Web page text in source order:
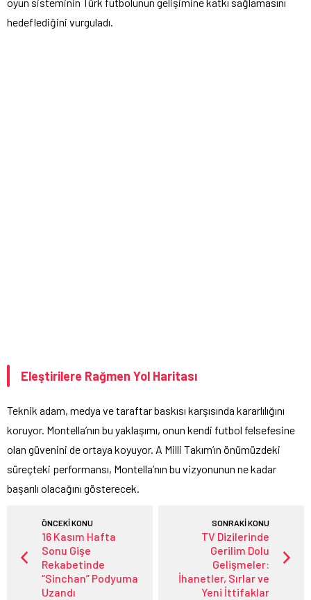
hedeflediğini vurguladı.
Eleştirilere Rağmen Yol Haritası
Teknik adam, medya ve taraftar baskısı karşısında kararlılığını
koruyor. Montella’nın bu yaklaşımı, onun kendi futbol felsefesine
olan güvenini de ortaya koyuyor. A Milli Takım’ın önümüzdeki
süreçteki performansı, Montella’nın bu vizyonunun ne kadar
başarılı olacağını gösterecek.
ÖNCEKİ KONU
16 Kasım Hafta
Sonu Gişe
Rekabetinde
“Sinchan” Podyuma
Uzandı
SONRAKİ KONU
TV Dizilerinde
Gerilim Dolu
Gelişmeler:
İhanetler, Sırlar ve
Yeni İttifaklar